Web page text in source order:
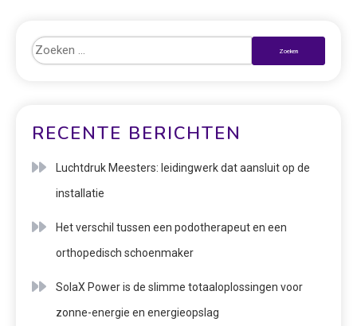
RECENTE BERICHTEN
Luchtdruk Meesters: leidingwerk dat aansluit op de
installatie
Het verschil tussen een podotherapeut en een
orthopedisch schoenmaker
SolaX Power is de slimme totaaloplossingen voor
zonne-energie en energieopslag